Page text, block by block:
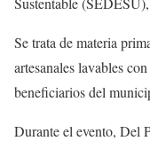
Se trata de materia
artesanales lavables
beneficiarios del
Durante el evento, Del